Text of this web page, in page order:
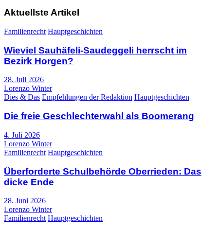
Aktuellste Artikel
Familienrecht Hauptgeschichten
Wieviel Sauhäfeli-Saudeggeli herrscht im
Bezirk Horgen?
28. Juli 2026
Lorenzo Winter
Dies & Das Empfehlungen der Redaktion Hauptgeschichten
Die freie Geschlechterwahl als Boomerang
4. Juli 2026
Lorenzo Winter
Familienrecht Hauptgeschichten
Überforderte Schulbehörde Oberrieden: Das
dicke Ende
28. Juni 2026
Lorenzo Winter
Familienrecht Hauptgeschichten